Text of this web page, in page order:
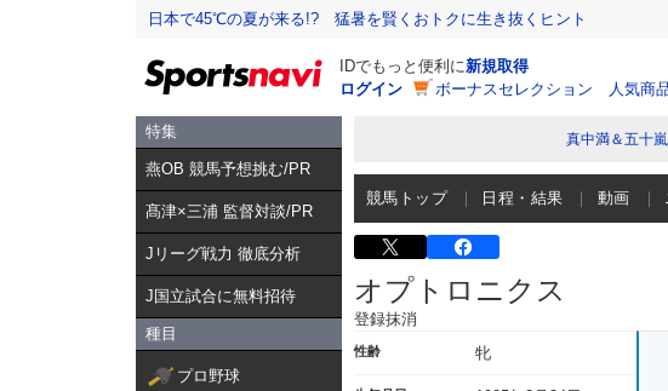
日本で45℃の夏が来る!? 猛暑を賢くおトクに生き抜くヒント
IDでもっと便利に新規取得
ログイン
ボーナスセレクション 人気商
特集
燕OB 競馬予想挑む/PR
髙津×三浦 監督対談/PR
Jリーグ戦力 徹底分析
J国立試合に無料招待
種目
プロ野球
真中満＆五十
競馬トップ 日程・結果 動画
オプトロニクス
登録抹消
性齢 牝